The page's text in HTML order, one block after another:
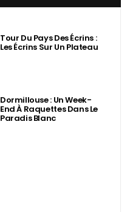
Tour Du Pays Des Écrins :
Les Écrins Sur Un Plateau
Dormillouse : Un Week-
End À Raquettes Dans Le
Paradis Blanc